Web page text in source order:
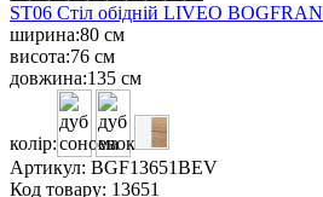
ST06 Стіл обідній LIVEO BOGFRAN
ширина:80 см
висота:76 см
довжина:135 см
колір:
Артикул: BGF13651BEV
Код товару: 13651